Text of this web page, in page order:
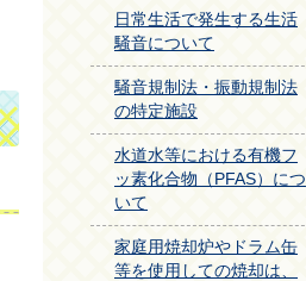
日常生活で発生する生活
騒音について
騒音規制法・振動規制法
の特定施設
水道水等における有機フ
ッ素化合物（PFAS）につ
いて
家庭用焼却炉やドラム缶
等を使用しての焼却は、